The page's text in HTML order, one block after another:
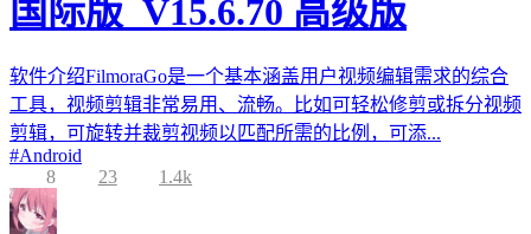
国际版_V15.6.70 高级版
软件介绍FilmoraGo是一个基本涵盖用户视频编辑需求的综合
工具，视频剪辑非常易用、流畅。比如可轻松修剪或拆分视频
剪辑，可旋转并裁剪视频以匹配所需的比例，可添...
#Android
8
23 1.4k